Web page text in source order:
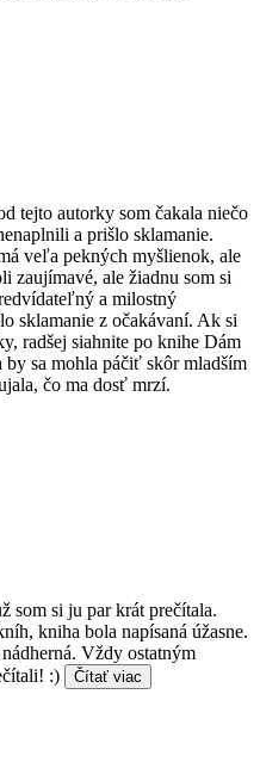
tejto autorky som čakala niečo
a prišlo sklamanie.
veľa pekných myšlienok, ale
zaujímavé, ale žiadnu som si
a milostný
sklamanie z očakávaní. Ak si
radšej siahnite po knihe Dám
sa mohla páčiť skôr mladším
čo ma dosť mrzí.
som si ju par krát prečítala.
kniha bola napísaná úžasne.
Vždy ostatným
:)
Čítať viac